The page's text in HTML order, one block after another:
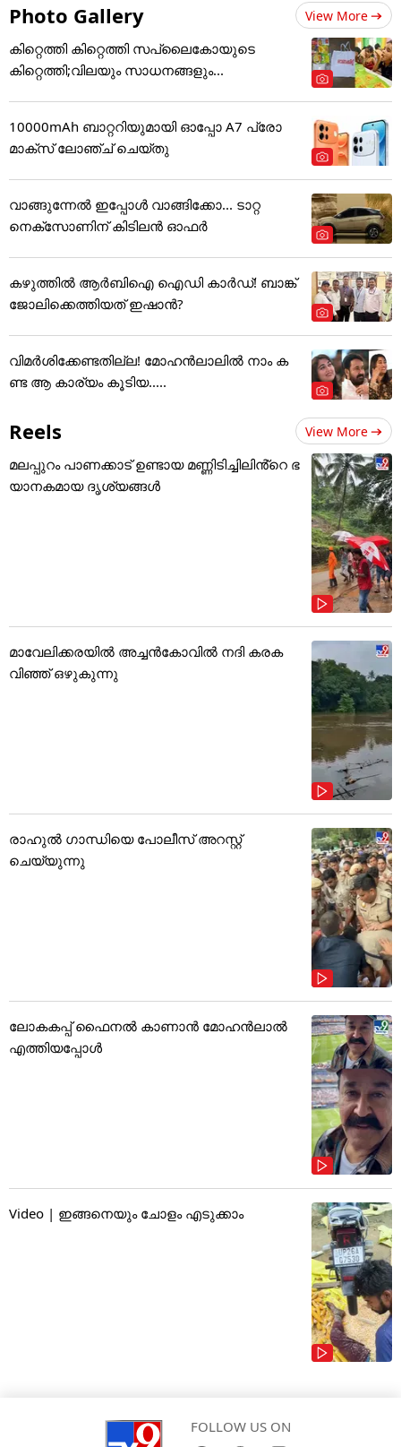
Photo Gallery View More
കിറ്റെത്തി കിറ്റെത്തി സപ്ലൈകോയുടെ
കിറ്റെത്തി;വിലയും സാധനങ്ങളും...
10000mAh ബാറ്ററിയുമായി ഓപ്പോ A7 പ്രോ
മാക്സ് ലോഞ്ച് ചെയ്തു
വാങ്ങുന്നേൽ ഇപ്പോൾ വാങ്ങിക്കോ... ടാറ്റ
നെക്സോണിന് കിടിലൻ ഓഫർ
കഴുത്തില്‍ ആര്‍ബിഐ ഐഡി കാര്‍ഡ്! ബാങ്ക്
ജോലിക്കെത്തിയത് ഇഷാന്‍?
വിമർശിക്കേണ്ടതില്ല! മോഹൻലാലിൽ നാം ക
ണ്ട ആ കാര്യം കൂടിയ.....
Reels View More
മലപ്പുറം പാണക്കാട് ഉണ്ടായ മണ്ണിടിച്ചിലിൻ്റെ ഭ
യാനകമായ ദൃശ്യങ്ങൾ
മാവേലിക്കരയിൽ അച്ചൻകോവിൽ നദി കരക
വിഞ്ഞ് ഒഴുകുന്നു
രാഹുൽ ഗാന്ധിയെ പോലീസ് അറസ്റ്റ്
ചെയ്യുന്നു
ലോകകപ്പ് ഫൈനൽ കാണാൻ മോഹൻലാൽ
എത്തിയപ്പോൾ
Video | ഇങ്ങനെയും ചോളം എടുക്കാം
FOLLOW US ON